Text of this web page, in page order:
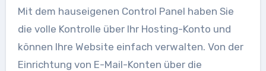
Mit dem hauseigenen Control Panel haben Sie
die volle Kontrolle über Ihr Hosting-Konto und
können Ihre Website einfach verwalten. Von der
Einrichtung von E-Mail-Konten über die